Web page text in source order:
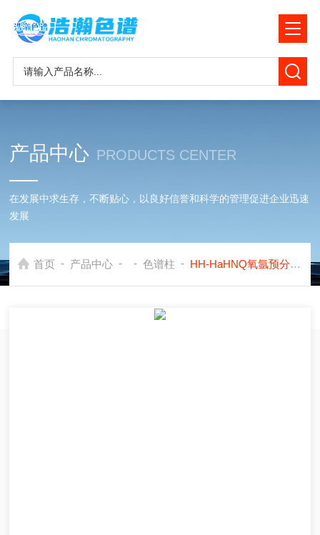
产品中心 PRODUCTS CENTER
在发展中求生存，不断贴心，以良好信誉和科学的管理促进企业迅速
发展
首页 - 产品中心 - - 色谱柱 - HH-HaHNQ氧氩预分离填充色谱柱应用岛津GC2014